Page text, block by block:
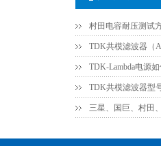
村田电容耐压测试
TDK共模滤波器（
TDK共模滤波器型
三星、国巨、村田